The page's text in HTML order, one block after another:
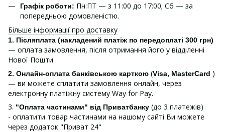
Графік роботи: Пн:ПТ — з 11:00 до 17:00; Сб — за
попередньою домовленістю.
Більше інформації про доставку
1. Післяплата (накладений платіж по передоплаті 300 грн)
— оплата замовлення, після отримання його у відділенні
Нової Пошти.
2. Онлайн-оплата банківською карткою (Visa, MasterCard )
— ви можете сплатити замовлення онлайн, через
електронну платіжну систему Way for Pay.
3. "Оплата частинами" від Приватбанку (до 3 платежів)
- оплатити товар частинами на нашому сайті Ви можете
через додаток "Приват 24"